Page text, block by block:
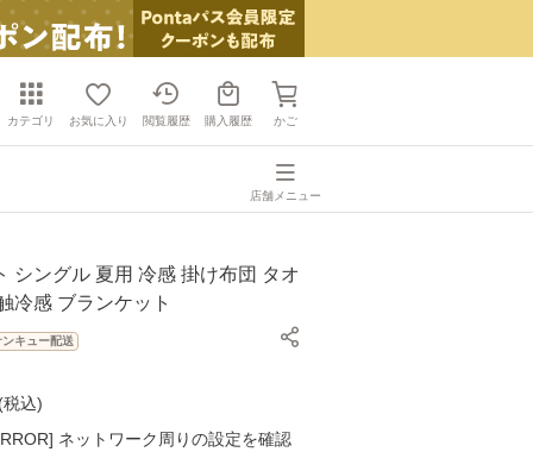
カテゴリ お気に入り 閲覧履歴 購入履歴 かご
店舗メニュー
シングル 夏用 冷感 掛け布団 タオ
冷感 ブランケット
ンキュー配送
税込)
ネットワーク周りの設定を確認